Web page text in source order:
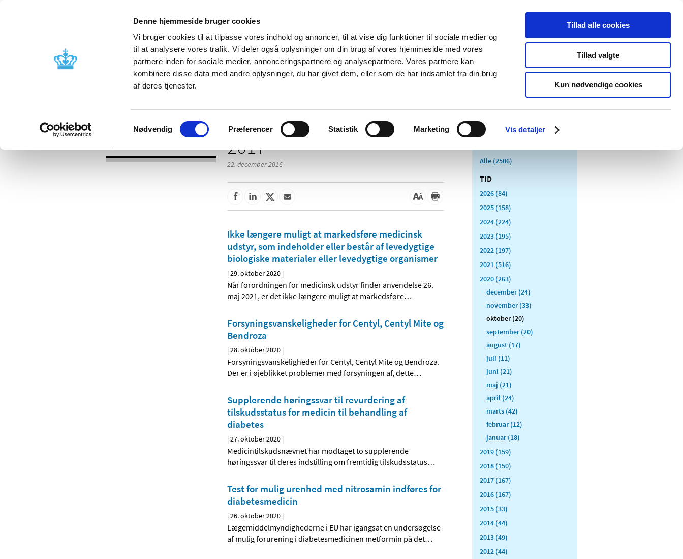
Denne hjemmeside bruger cookies
Vi bruger cookies til at tilpasse vores indhold og annoncer, til at vise dig funktioner til sociale medier og
til at analysere vores trafik. Vi deler også oplysninger om din brug af vores hjemmeside med vores
partnere inden for sociale medier, annonceringspartnere og analysepartnere. Vores partnere kan
kombinere disse data med andre oplysninger, du har givet dem, eller som de har indsamlet fra din brug
af deres tjenester.
Samtykkevalg
Nødvendig Præferencer Statistik Marketing Vis detaljer
Tillad alle cookies
Tillad valgte
Kun nødvendige cookies
Nyheder Om os Kontakt Udgivelser
Godkendelse og
Bivirkninger og
produktinformation
Tilskud og
Apoteker og salg af
Medicinsk
Særlige
produktområder
2017
22. december 2016
Ikke længere muligt at markedsføre medicinsk
udstyr, som indeholder eller består af levedygtige
biologiske materialer eller levedygtige organismer
|29. oktober 2020 |
Når forordningen for medicinsk udstyr finder anvendelse 26.
maj 2021, er det ikke længere muligt at markedsføre…
Forsyningsvanskeligheder for Centyl, Centyl Mite og
Bendroza
|28. oktober 2020 |
Forsyningsvanskeligheder for Centyl, Centyl Mite og Bendroza.
Der er i øjeblikket problemer med forsyningen af, dette…
Supplerende høringssvar til revurdering af
tilskudsstatus for medicin til behandling af
diabetes
|27. oktober 2020 |
Medicintilskudsnævnet har modtaget to supplerende
høringssvar til deres indstilling om fremtidig tilskudsstatus…
Test for mulig urenhed med nitrosamin indføres for
diabetesmedicin
|26. oktober 2020 |
Lægemiddelmyndighederne i EU har igangsat en undersøgelse
af mulig forurening i diabetesmedicinen metformin på det…
Alle (2506)
TID
2026 (84)
2025 (158)
2024 (224)
2023 (195)
2022 (197)
2021 (516)
2020 (263)
december (24)
november (33)
oktober (20)
september (20)
august (17)
juli (11)
juni (21)
maj (21)
april (24)
marts (42)
februar (12)
januar (18)
2019 (159)
2018 (150)
2017 (167)
2016 (167)
2015 (33)
2014 (44)
2013 (49)
2012 (44)